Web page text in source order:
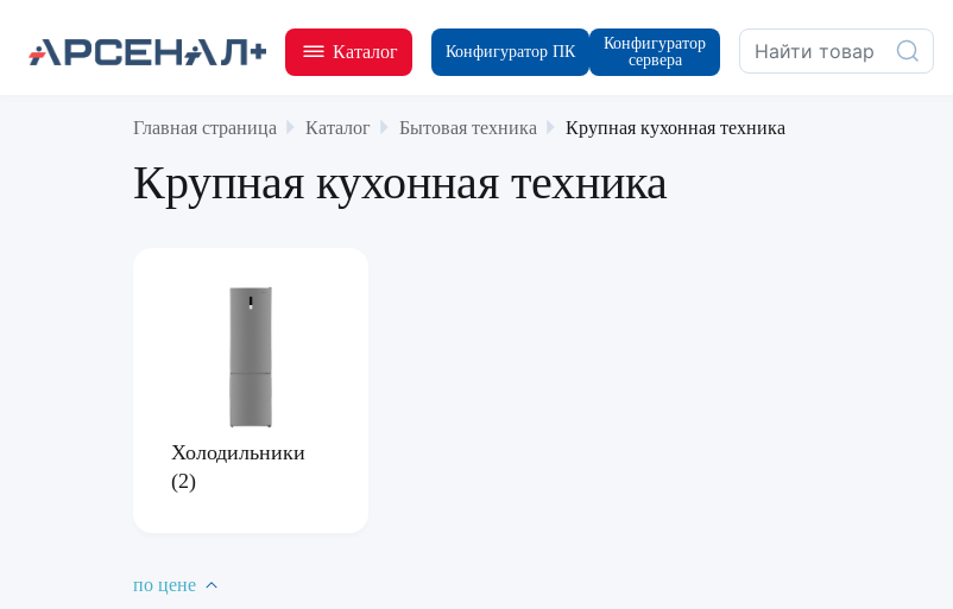
Каталог Конфигуратор ПК
Конфигуратор
сервера
Главная страница Каталог Бытовая техника Крупная кухонная техника
Крупная кухонная техника
Холодильники
(2)
по цене